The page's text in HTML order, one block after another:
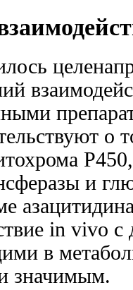
о
и
in vivo
в
значимым.